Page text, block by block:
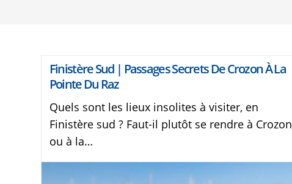
Finistère Sud | Passages Secrets De Crozon À La
Pointe Du Raz
Quels sont les lieux insolites à visiter, en
Finistère sud ? Faut-il plutôt se rendre à Crozon
ou à la…